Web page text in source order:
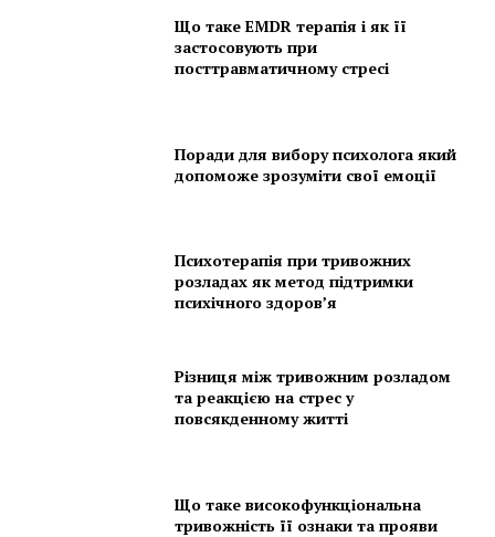
Що таке EMDR терапія і як її
застосовують при
посттравматичному стресі
Поради для вибору психолога який
допоможе зрозуміти свої емоції
Психотерапія при тривожних
розладах як метод підтримки
психічного здоров’я
Різниця між тривожним розладом
та реакцією на стрес у
повсякденному житті
Що таке високофункціональна
тривожність її ознаки та прояви